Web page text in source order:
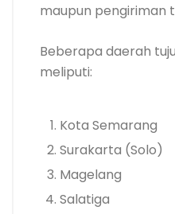
maupun pengiriman
Beberapa daerah
meliputi:
Kota Semarang
Surakarta (Solo)
Magelang
Salatiga